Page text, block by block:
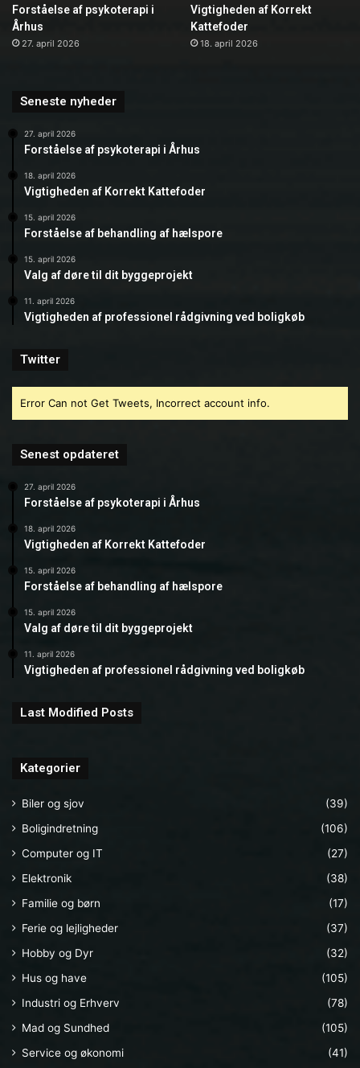
Forståelse af psykoterapi i
Århus
27. april 2026
Vigtigheden af Korrekt
Kattefoder
18. april 2026
Seneste nyheder
27. april 2026
Forståelse af psykoterapi i Århus
18. april 2026
Vigtigheden af Korrekt Kattefoder
15. april 2026
Forståelse af behandling af hælspore
15. april 2026
Valg af døre til dit byggeprojekt
11. april 2026
Vigtigheden af professionel rådgivning ved boligkøb
Twitter
Error Can not Get Tweets, Incorrect account info.
Senest opdateret
27. april 2026
Forståelse af psykoterapi i Århus
18. april 2026
Vigtigheden af Korrekt Kattefoder
15. april 2026
Forståelse af behandling af hælspore
15. april 2026
Valg af døre til dit byggeprojekt
11. april 2026
Vigtigheden af professionel rådgivning ved boligkøb
Last Modified Posts
Kategorier
Biler og sjov
(39)
Boligindretning
(106)
Computer og IT
(27)
Elektronik
(38)
Familie og børn
(17)
Ferie og lejligheder
(37)
Hobby og Dyr
(32)
Hus og have
(105)
Industri og Erhverv
(78)
Mad og Sundhed
(105)
Service og økonomi
(41)